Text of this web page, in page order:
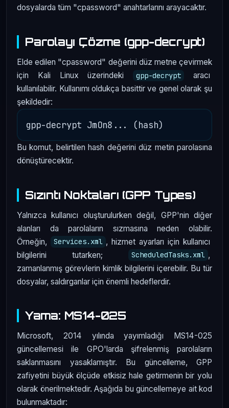
dosyalarda tüm "cpassword" anahtarlarını arayacaktır.
Parolayı Çözme (gpp-decrypt)
Elde edilen "cpassword" değerini düz metne çevirmek
için Kali Linux üzerindeki
gpp-decrypt
aracı
kullanılabilir. Kullanımı oldukça basittir ve genel olarak şu
şekildedir:
Bu komut, belirtilen hash değerini düz metin parolasına
dönüştürecektir.
Sızıntı Noktaları (GPP Types)
Yalnızca kullanıcı oluşturulurken değil, GPP'nin diğer
alanları da parolaların sızmasına neden olabilir.
Örneğin,
Services.xml , hizmet ayarları için kullanıcı
bilgilerini tutarken;
ScheduledTasks.xml ,
zamanlanmış görevlerin kimlik bilgilerini içerebilir. Bu tür
dosyalar, saldırganlar için önemli hedeflerdir.
Yama: MS14-025
Microsoft, 2014 yılında yayımladığı MS14-025
güncellemesi ile GPO'larda şifrelenmiş parolaların
saklanmasını yasaklamıştır. Bu güncelleme, GPP
zafiyetini büyük ölçüde etkisiz hale getirmenin bir yolu
olarak önerilmektedir. Aşağıda bu güncellemeye ait kod
bulunmaktadır: